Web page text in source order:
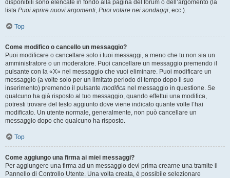
disponibili sono elencate in fondo alla pagina del forum o dell’argomento (la
lista Puoi aprire nuovi argomenti, Puoi votare nei sondaggi, ecc.).
Top
Come modifico o cancello un messaggio?
Puoi modificare o cancellare solo i tuoi messaggi, a meno che tu non sia un
amministratore o un moderatore. Puoi cancellare un messaggio premendo il
pulsante con la «X» nel messaggio che vuoi eliminare. Puoi modificare un
messaggio (a volte solo per un limitato periodo di tempo dopo il suo
inserimento) premendo il pulsante modifica nel messaggio in questione. Se
qualcuno ha già risposto al tuo messaggio, quando effettui una modifica,
potresti trovare del testo aggiunto dove viene indicato quante volte l’hai
modificato. Un utente normale, generalmente, non può cancellare un
messaggio dopo che qualcuno ha risposto.
Top
Come aggiungo una firma ai miei messaggi?
Per aggiungere una firma ad un messaggio devi prima crearne una tramite il
Pannello di Controllo Utente. Una volta creata, è possibile selezionare